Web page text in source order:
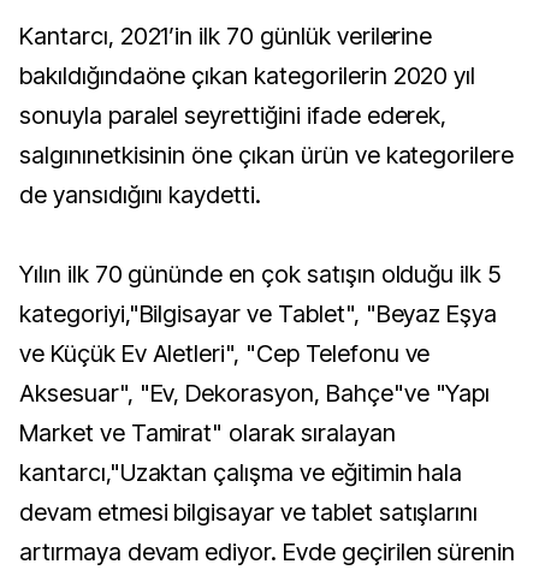
Kantarcı, 2021’in ilk 70 günlük verilerine
bakıldığındaöne çıkan kategorilerin 2020 yıl
sonuyla paralel seyrettiğini ifade ederek,
salgınınetkisinin öne çıkan ürün ve kategorilere
de yansıdığını kaydetti.
Yılın ilk 70 gününde en çok satışın olduğu ilk 5
kategoriyi,"Bilgisayar ve Tablet", "Beyaz Eşya
ve Küçük Ev Aletleri", "Cep Telefonu ve
Aksesuar", "Ev, Dekorasyon, Bahçe"ve "Yapı
Market ve Tamirat" olarak sıralayan
kantarcı,"Uzaktan çalışma ve eğitimin hala
devam etmesi bilgisayar ve tablet satışlarını
artırmaya devam ediyor. Evde geçirilen sürenin